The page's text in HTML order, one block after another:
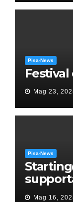
Pisa-News
Mag 23,
Pisa-News
all’ERC
Mag 16,